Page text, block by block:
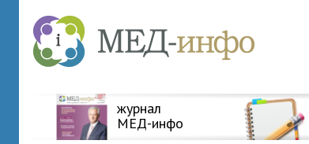
журнал
МЕД-инфо